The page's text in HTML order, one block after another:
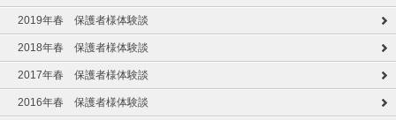
2019年春 保護者様体験談
2018年春 保護者様体験談
2017年春 保護者様体験談
2016年春 保護者様体験談